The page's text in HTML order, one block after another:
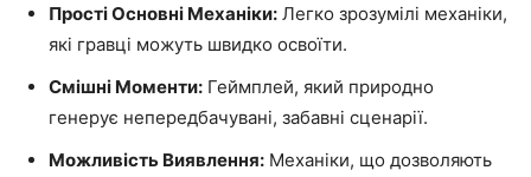
Прості Основні Механіки: Легко зрозумілі механіки,
які гравці можуть швидко освоїти.
Смішні Моменти: Геймплей, який природно
генерує непередбачувані, забавні сценарії.
Можливість Виявлення: Механіки, що дозволяють